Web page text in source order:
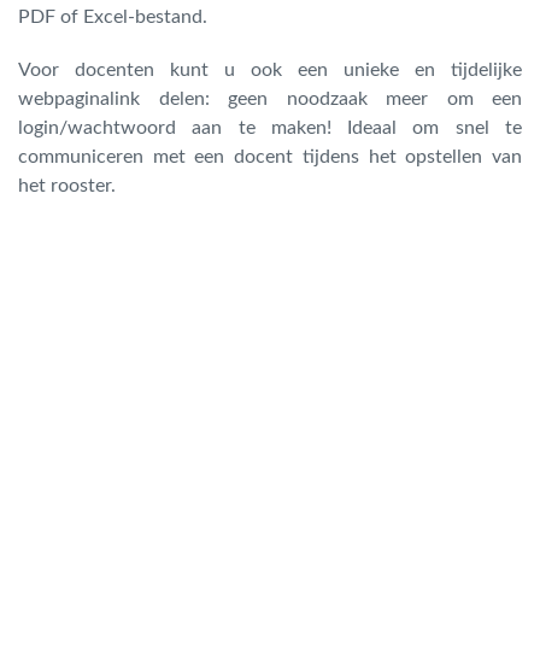
PDF of Excel-bestand.
Voor docenten kunt u ook een unieke en tijdelijke
webpaginalink delen: geen noodzaak meer om een
login/wachtwoord aan te maken! Ideaal om snel te
communiceren met een docent tijdens het opstellen van
het rooster.